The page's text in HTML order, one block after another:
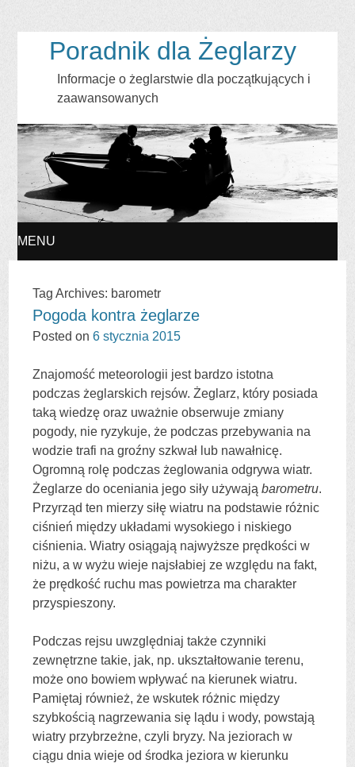
Poradnik dla Żeglarzy
Informacje o żeglarstwie dla początkujących i
zaawansowanych
MENU
TO
Tag Archives: barometr
Pogoda kontra żeglarze
Posted on6 stycznia 2015
Znajomość meteorologii jest bardzo istotna
podczas żeglarskich rejsów. Żeglarz, który posiada
taką wiedzę oraz uważnie obserwuje zmiany
pogody, nie ryzykuje, że podczas przebywania na
wodzie trafi na groźny szkwał lub nawałnicę.
Ogromną rolę podczas żeglowania odgrywa wiatr.
Żeglarze do oceniania jego siły używająbarometru.
Przyrząd ten mierzy siłę wiatru na podstawie różnic
ciśnień między układami wysokiego i niskiego
ciśnienia. Wiatry osiągają najwyższe prędkości w
niżu, a w wyżu wieje najsłabiej ze względu na fakt,
że prędkość ruchu mas powietrza ma charakter
przyspieszony.
Podczas rejsu uwzględniaj także czynniki
zewnętrzne takie, jak, np. ukształtowanie terenu,
może ono bowiem wpływać na kierunek wiatru.
Pamiętaj również, że wskutek różnic między
szybkością nagrzewania się lądu i wody, powstają
wiatry przybrzeżne, czyli bryzy. Na jeziorach w
ciągu dnia wieje od środka jeziora w kierunku